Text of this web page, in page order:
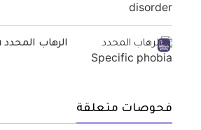
الرهاب المحدد Specific phobia
فحوصات متعلقة